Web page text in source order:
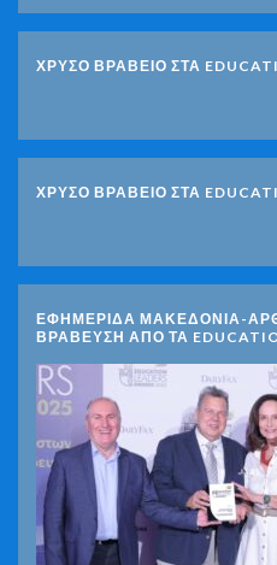
ΧΡΥΣΟ ΒΡΑΒΕΙΟ ΣΤΑ
ΧΡΥΣΟ ΒΡΑΒΕΙΟ ΣΤΑ
ΕΦΗΜΕΡΙΔΑ ΜΑΚΕΔΟΝΙΑ-
ΒΡΑΒΕΥΣΗ ΑΠΟ ΤΑ